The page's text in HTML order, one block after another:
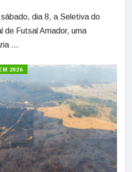
dia 8, a Seletiva do
de Futsal Amador, uma
...
2026